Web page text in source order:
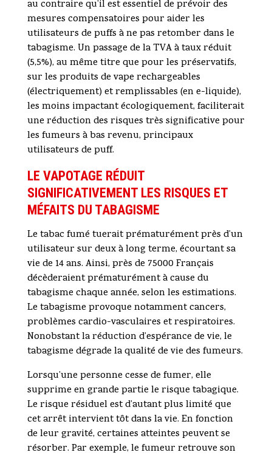
au contraire qu’il est essentiel de prévoir des
mesures compensatoires pour aider les
utilisateurs de puffs à ne pas retomber dans le
tabagisme. Un passage de la TVA à taux réduit
(5,5%), au même titre que pour les préservatifs,
sur les produits de vape rechargeables
(électriquement) et remplissables (en e-liquide),
les moins impactant écologiquement, faciliterait
une réduction des risques très significative pour
les fumeurs à bas revenu, principaux
utilisateurs de puff.
LE VAPOTAGE RÉDUIT
SIGNIFICATIVEMENT LES RISQUES ET
MÉFAITS DU TABAGISME
Le tabac fumé tuerait prématurément près d’un
utilisateur sur deux à long terme, écourtant sa
vie de 14 ans. Ainsi, près de 75000 Français
décèderaient prématurément à cause du
tabagisme chaque année, selon les estimations.
Le tabagisme provoque notamment cancers,
problèmes cardio-vasculaires et respiratoires.
Nonobstant la réduction d’espérance de vie, le
tabagisme dégrade la qualité de vie des fumeurs.
Lorsqu’une personne cesse de fumer, elle
supprime en grande partie le risque tabagique.
Le risque résiduel est d’autant plus limité que
cet arrêt intervient tôt dans la vie. En fonction
de leur gravité, certaines atteintes peuvent se
résorber. Par exemple, le fumeur retrouve son